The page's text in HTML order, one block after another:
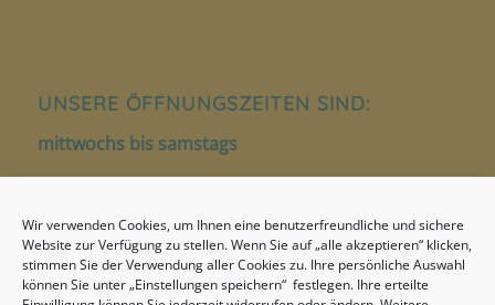
Wir verwenden Cookies, um Ihnen eine benutzerfreundliche und sichere
Website zur Verfügung zu stellen. Wenn Sie auf „alle akzeptieren“ klicken,
stimmen Sie der Verwendung aller Cookies zu. Ihre persönliche Auswahl
können Sie unter „Einstellungen speichern“ festlegen. Ihre erteilte
UNSERE ÖFFNUNGSZEITEN SIND:
mittwochs bis samstags
18.00 – 22.00 Uhr
sonntags